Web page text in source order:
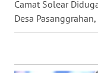
Camat Solear
Desa